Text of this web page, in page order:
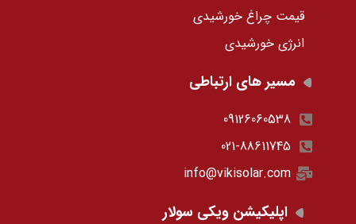
قیمت چراغ خورشیدی
انرژی خورشیدی
مسیر های ارتباطی
09126060538
021-88611745
info@vikisolar.com
اپلیکیشن ویکی سولار